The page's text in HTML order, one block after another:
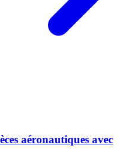
aéronautiques avec